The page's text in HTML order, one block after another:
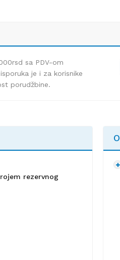
sa PDV-om
je i za korisnike
porudžbine.
rezervnog